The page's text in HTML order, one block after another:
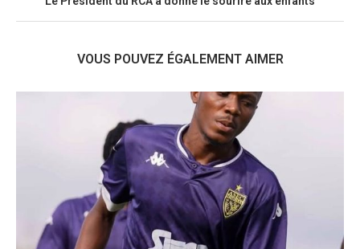
VOUS POUVEZ ÉGALEMENT AIMER